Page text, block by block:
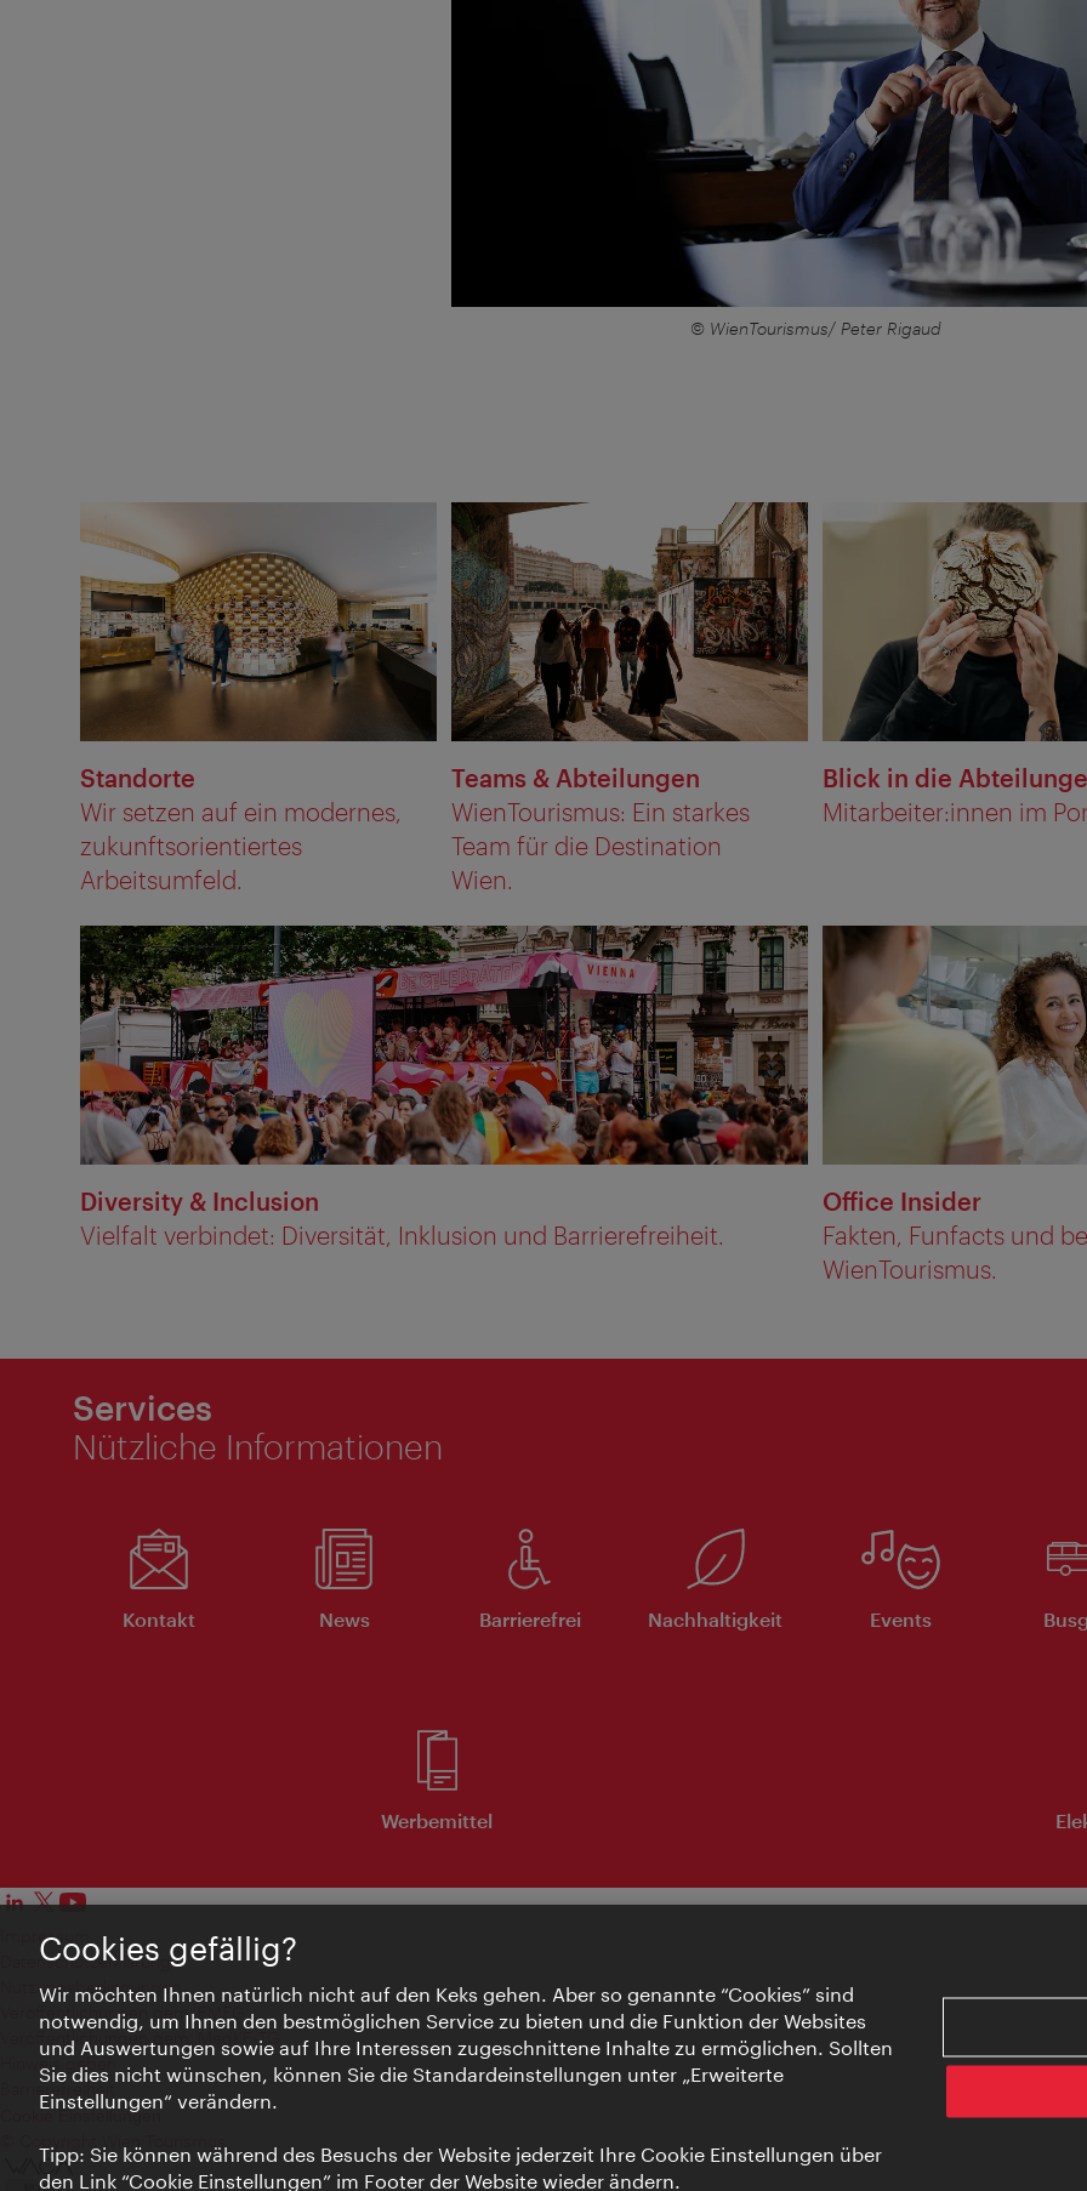
© WienTourismus/ Peter Rigaud
Standorte
Wir setzen auf ein modernes,
zukunftsorientiertes
Arbeitsumfeld.
Teams & Abteilungen
WienTourismus: Ein starkes
Team für die Destination
Wien.
Blick in die
Mitarbeiter:innen im
Diversity & Inclusion
Vielfalt verbindet: Diversität, Inklusion und Barrierefreiheit.
Office Insider
Fakten, Funfacts und
WienTourismus.
Services
Nützliche Informationen
Kontakt News Barrierefrei Nachhaltigkeit Events
Werbemittel
Impressum
Datenschutzerklärung
Nutzungsbedingungen
Veröffentlichungen gem. EMFG
Veröffentlichungen gem. MedKF‑TG
Hinweis geben
Barrierefreiheit
Cookie Einstellungen
Cookies gefällig?
Wir möchten Ihnen natürlich nicht auf den Keks gehen. Aber so genannte “Cookies” sind
notwendig, um Ihnen den bestmöglichen Service zu bieten und die Funktion der Websites
und Auswertungen sowie auf Ihre Interessen zugeschnittene Inhalte zu ermöglichen. Sollten
Sie dies nicht wünschen, können Sie die Standardeinstellungen unter „Erweiterte
Einstellungen“ verändern.
Tipp: Sie können während des Besuchs der Website jederzeit Ihre Cookie Einstellungen über
den Link “Cookie Einstellungen” im Footer der Website wieder ändern.